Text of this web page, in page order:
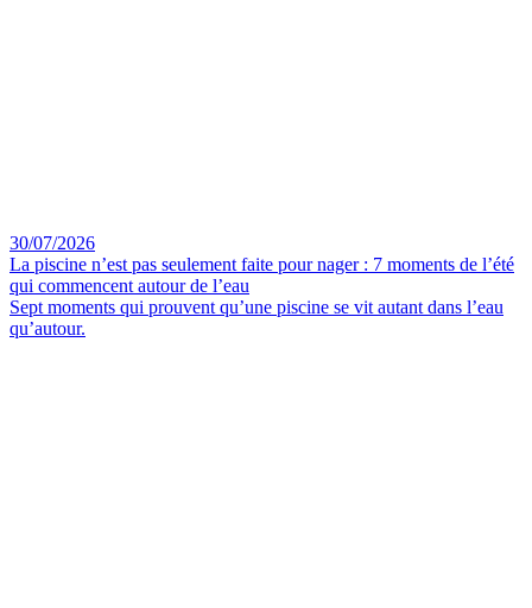
30/07/2026
La piscine n’est pas seulement faite pour nager : 7 moments de l’été
qui commencent autour de l’eau
Sept moments qui prouvent qu’une piscine se vit autant dans l’eau
qu’autour.